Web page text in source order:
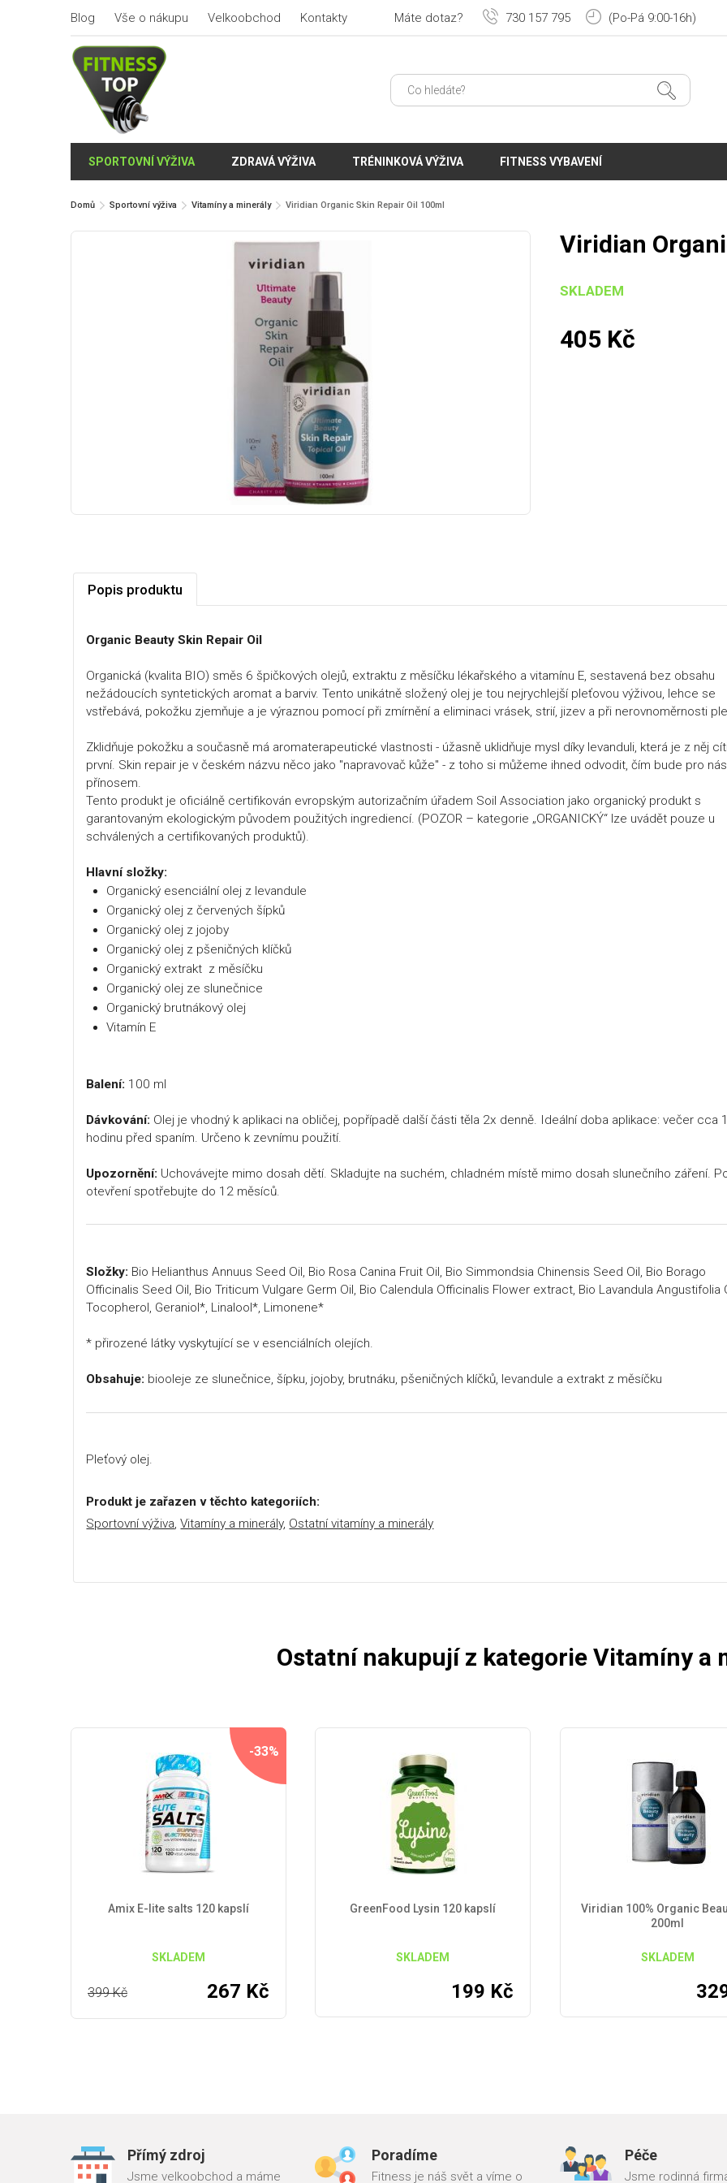
Blog Vše o nákupu Velkoobchod Kontakty Máte dotaz? 730 157 795 (Po-Pá 9:00-16h)
SPORTOVNÍ VÝŽIVA ZDRAVÁ VÝŽIVA TRÉNINKOVÁ VÝŽIVA FITNESS VYBAVENÍ
Domů Sportovní výživa Vitamíny a minerály Viridian Organic Skin Repair Oil 100ml
Viridian
SKLADEM
405 Kč
Popis produktu
Organic Beauty Skin Repair Oil
Organická (kvalita BIO) směs 6 špičkových olejů, extraktu z měsíčku lékařského a vitamínu E, sestavená bez obsahu
nežádoucích syntetických aromat a barviv. Tento unikátně složený olej je tou nejrychlejší pleťovou výživou, lehce se
vstřebává, pokožku zjemňuje a je výraznou pomocí při zmírnění a eliminaci vrásek, strií, jizev a při nerovnoměrnosti
Zklidňuje pokožku a současně má aromaterapeutické vlastnosti - úžasně uklidňuje mysl díky levanduli, která je z něj
první. Skin repair je v českém názvu něco jako "napravovač kůže" - z toho si můžeme ihned odvodit, čím bude pro
přínosem.
Tento produkt je oficiálně certifikován evropským autorizačním úřadem Soil Association jako organický produkt s
garantovaným ekologickým původem použitých ingrediencí. (POZOR – kategorie „ORGANICKÝ“ lze uvádět pouze u
schválených a certifikovaných produktů).
Hlavní složky:
Organický esenciální olej z levandule
Organický olej z červených šípků
Organický olej z jojoby
Organický olej z pšeničných klíčků
Organický extrakt z měsíčku
Organický olej ze slunečnice
Organický brutnákový olej
Vitamín E
Balení: 100 ml
Dávkování: Olej je vhodný k aplikaci na obličej, popřípadě další části těla 2x denně. Ideální doba aplikace: večer cca 1
hodinu před spaním. Určeno k zevnímu použití.
Upozornění: Uchovávejte mimo dosah dětí. Skladujte na suchém, chladném místě mimo dosah slunečního záření.
otevření spotřebujte do 12 měsíců.
Složky: Bio Helianthus Annuus Seed Oil, Bio Rosa Canina Fruit Oil, Bio Simmondsia Chinensis Seed Oil, Bio Borago
Officinalis Seed Oil, Bio Triticum Vulgare Germ Oil, Bio Calendula Officinalis Flower extract, Bio Lavandula Angustifolia
Tocopherol, Geraniol*, Linalool*, Limonene*
* přirozené látky vyskytující se v esenciálních olejích.
Obsahuje: biooleje ze slunečnice, šípku, jojoby, brutnáku, pšeničných klíčků, levandule a extrakt z měsíčku
Pleťový olej.
Produkt je zařazen v těchto kategoriích:
Sportovní výživa,Vitamíny a minerály, Ostatní vitamíny a minerály
Ostatní nakupují z kategorie Vitamíny a
-33%
Amix E-lite salts 120 kapslí
SKLADEM
399Kč 267 Kč
GreenFood Lysin 120 kapslí
SKLADEM
199 Kč
Viridian 100% Organic
200ml
SKLADEM
Přímý zdroj
Jsme velkoobchod a máme
Poradíme
Fitness je náš svět a víme o
Péče
Jsme rodinná